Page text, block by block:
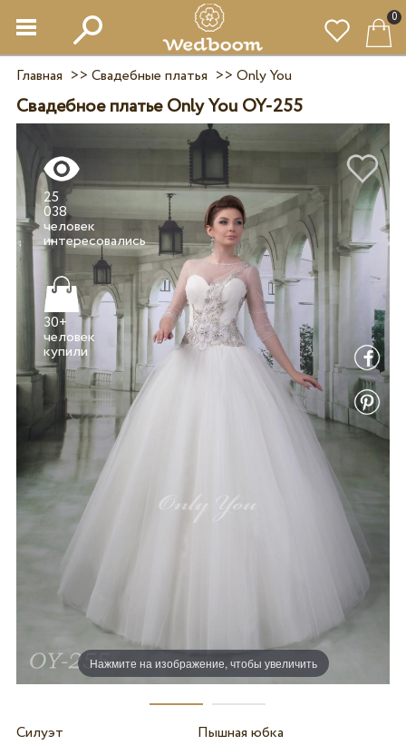
0
Главная >> Свадебные платья >> Only You
Свадебное платье Only You OY-255
Нажмите на изображение, чтобы увеличить
25
038
человек
интересовались
30+
человек
Силуэт
Пышная юбка